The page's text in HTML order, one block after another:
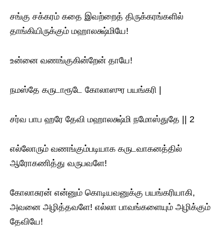
சங்கு சக்கரம் கதை இவற்றைத் திருக்கரங்களில்
தாங்கியிருக்கும் மஹாலக்ஷ்மியே!
உன்னை வணங்குகின்றேன் தாயே!
நமஸ்தே கருடாரூடே கோலாஸுர பயங்கரி |
சர்வ பாப ஹரே தேவி மஹாலக்ஷ்மி நமோஸ்துதே || 2
எல்லோரும் வணங்கும்படியாக கருடவாகனத்தில்
ஆரோகணித்து வருபவளே!
கோலாசுரன் என்னும் கொடியவனுக்கு பயங்கரியாகி,
அவனை அழித்தவளே! எல்லா பாவங்களையும் அழிக்கும்
தேவியே!